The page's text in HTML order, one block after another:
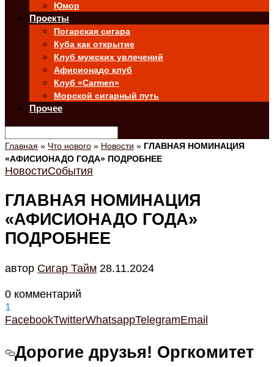
Юмор
Проекты
Погарская сигара
Куба как открытие
Клуб мужских увлечений
Афисионадо клуб
Клуб «Carmen»
Морской сигарный путь
Прочее
Главная » Что нового » Новости » ГЛАВНАЯ НОМИНАЦИЯ
«АФИСИОНАДО ГОДА» ПОДРОБНЕЕ
НовостиСобытия
ГЛАВНАЯ НОМИНАЦИЯ
«АФИСИОНАДО ГОДА»
ПОДРОБНЕЕ
автор Cигар Тайм 28.11.2024
0 комментарий
1
FacebookTwitterWhatsappTelegramEmail
Дорогие друзья! Оргкомитет